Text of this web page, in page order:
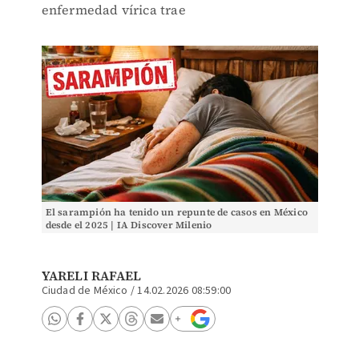
enfermedad vírica trae
El sarampión ha tenido un repunte de casos en México
desde el 2025 | IA Discover Milenio
YARELI RAFAEL
Ciudad de México /14.02.2026 08:59:00